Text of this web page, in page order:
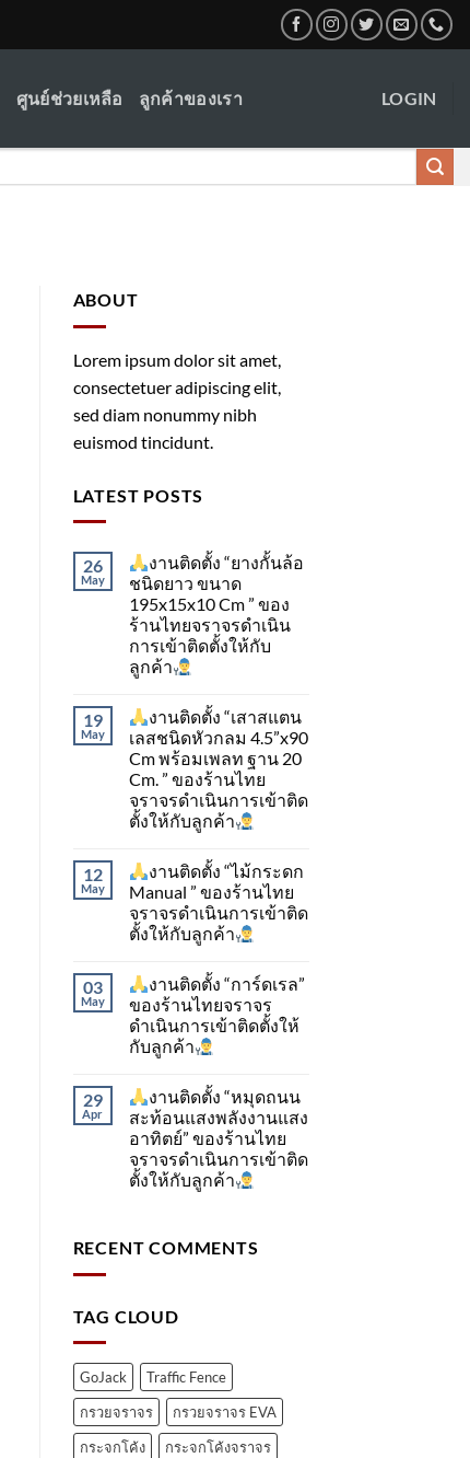
ศูนย์ช่วยเหลือ ลูกค้าของเรา LOGIN
ABOUT
Lorem ipsum dolor sit amet,
consectetuer adipiscing elit,
sed diam nonummy nibh
euismod tincidunt.
LATEST POSTS
26
May
งานติดตั้ง “ยางกั้นล้อ
ชนิดยาว ขนาด
195x15x10 Cm ” ของ
ร้านไทยจราจรดำเนิน
การเข้าติดตั้ง​ให้กับ
ลูกค้า
19
May
งานติดตั้ง “เสาสแตน
เลสชนิดหัวกลม 4.5”x90
Cm พร้อมเพลท ฐาน 20
Cm. ” ของร้านไทย
จราจรดำเนินการเข้าติด
ตั้ง​ให้กับลูกค้า
12
May
งานติดตั้ง “ไม้กระดก
Manual ” ของร้านไทย
จราจรดำเนินการเข้าติด
ตั้ง​ให้กับลูกค้า
03
May
งานติดตั้ง “การ์ดเรล”
ของร้านไทยจราจร
ดำเนินการเข้าติดตั้ง​ให้
กับลูกค้า
29
Apr
งานติดตั้ง “หมุดถนน
สะท้อนแสงพลังงานแสง
อาทิตย์” ของร้านไทย
จราจรดำเนินการเข้าติด
ตั้ง​ให้กับลูกค้า
RECENT COMMENTS
TAG CLOUD
GoJack
Traffic Fence
กรวยจราจร
กรวยจราจร EVA
กระจกโค้ง
กระจกโค้งจราจร